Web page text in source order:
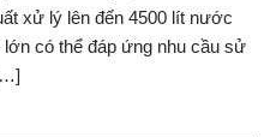
xử lý lên đến 4500 lít nước
có thể đáp ứng nhu cầu sử